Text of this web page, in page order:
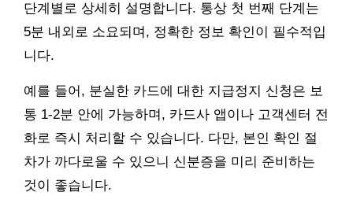
단계별로 상세히 설명합니다. 통상 첫 번째 단계는
5분 내외로 소요되며, 정확한 정보 확인이 필수적입
니다.
예를 들어, 분실한 카드에 대한 지급정지 신청은 보
통 1-2분 안에 가능하며, 카드사 앱이나 고객센터 전
화로 즉시 처리할 수 있습니다. 다만, 본인 확인 절
차가 까다로울 수 있으니 신분증을 미리 준비하는
것이 좋습니다.